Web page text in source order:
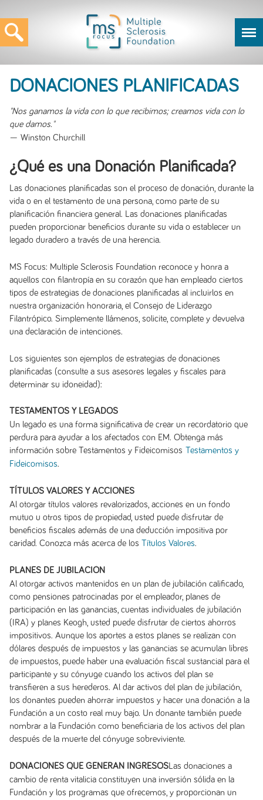
DONACIONES PLANIFICADAS
"Nos ganamos la vida con lo que recibimos; creamos vida con lo
que damos."
— Winston Churchill
¿Qué es una Donación Planificada?
Las donaciones planificadas son el proceso de donación, durante la
vida o en el testamento de una persona, como parte de su
planificación financiera general. Las donaciones planificadas
pueden proporcionar beneficios durante su vida o establecer un
legado duradero a través de una herencia.
MS Focus: Multiple Sclerosis Foundation reconoce y honra a
aquellos con filantropía en su corazón que han empleado ciertos
tipos de estrategias de donaciones planificadas al incluirlos en
nuestra organización honoraria, el Consejo de Liderazgo
Filantrópico. Simplemente llámenos, solicite, complete y devuelva
una declaración de intenciones.
Los siguientes son ejemplos de estrategias de donaciones
planificadas (consulte a sus asesores legales y fiscales para
determinar su idoneidad):
TESTAMENTOS Y LEGADOS
Un legado es una forma significativa de crear un recordatorio que
perdura para ayudar a los afectados con EM. Obtenga más
información sobre Testamentos y Fideicomisos
Testamentos y
Fideicomisos.
TÍTULOS VALORES Y ACCIONES
Al otorgar títulos valores revalorizados, acciones en un fondo
mutuo u otros tipos de propiedad, usted puede disfrutar de
beneficios fiscales además de una deducción impositiva por
caridad. Conozca más acerca de los Títulos Valores.
PLANES DE JUBILACIÓN
Al otorgar activos mantenidos en un plan de jubilación calificado,
como pensiones patrocinadas por el empleador, planes de
participación en las ganancias, cuentas individuales de jubilación
(IRA) y planes Keogh, usted puede disfrutar de ciertos ahorros
impositivos. Aunque los aportes a estos planes se realizan con
dólares después de impuestos y las ganancias se acumulan libres
de impuestos, puede haber una evaluación fiscal sustancial para el
participante y su cónyuge cuando los activos del plan se
transfieren a sus herederos. Al dar activos del plan de jubilación,
los donantes pueden ahorrar impuestos y hacer una donación a la
Fundación a un costo real muy bajo. Un donante también puede
nombrar a la Fundación como beneficiaria de los activos del plan
después de la muerte del cónyuge sobreviviente.
DONACIONES QUE GENERAN INGRESOSLas donaciones a
cambio de renta vitalicia constituyen una inversión sólida en la
Fundación y los programas que ofrecemos, y proporcionan un